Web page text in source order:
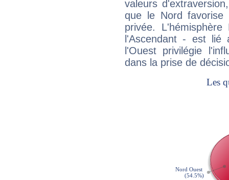
valeurs
que le Nord favorise
privée.
l'Ascendant - est
l'Ouest privilégie
dans la prise de